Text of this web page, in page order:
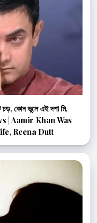
চড়, কোন ভুলে এই দশা মি.
| Aamir Khan Was
Reena Dutt